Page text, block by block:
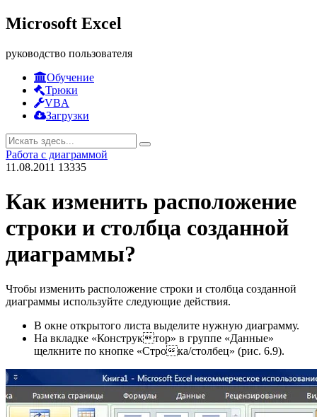
Microsoft Excel
руководство пользователя
Обучение
Трюки
VBA
Загрузки
Работа с диаграммой
11.08.2011 13335
Как изменить расположение
строки и столбца созданной
диаграммы?
Чтобы изменить расположение строки и столбца созданной
диаграммы используйте следующие действия.
В окне открытого листа выделите нужную диаграмму.
На вкладке «Конструктор» в группе «Данные»
щелкните по кнопке «Строка/столбец» (рис. 6.9).